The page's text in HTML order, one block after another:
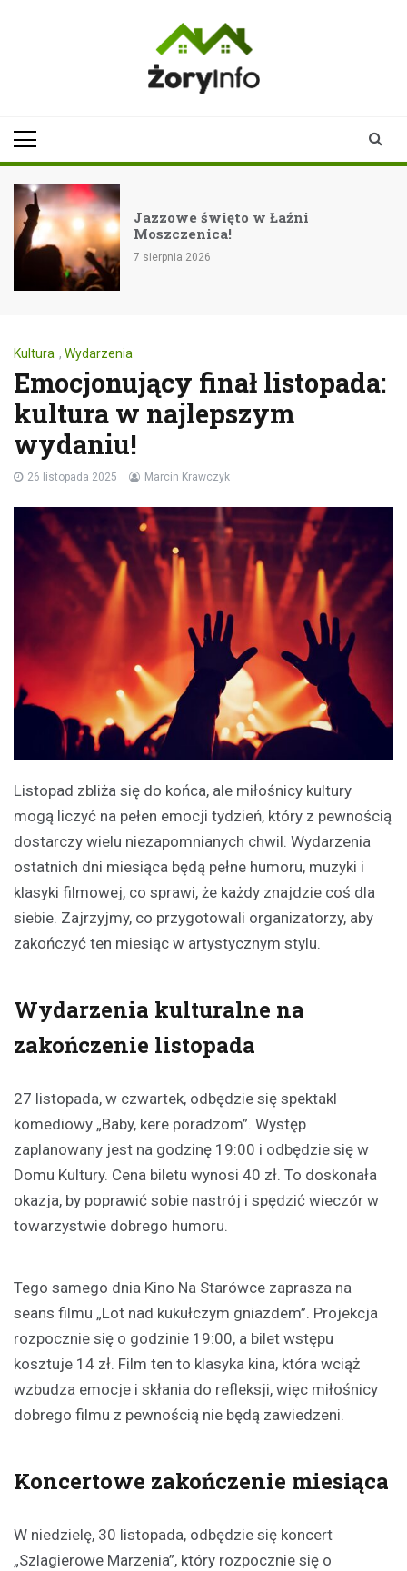
Jazzowe święto w Łaźni
Moszczenica!
7 sierpnia 2026
Kultura , Wydarzenia
Emocjonujący finał listopada:
kultura w najlepszym
wydaniu!
26 listopada 2025 Marcin Krawczyk
Listopad zbliża się do końca, ale miłośnicy kultury
mogą liczyć na pełen emocji tydzień, który z pewnością
dostarczy wielu niezapomnianych chwil. Wydarzenia
ostatnich dni miesiąca będą pełne humoru, muzyki i
klasyki filmowej, co sprawi, że każdy znajdzie coś dla
siebie. Zajrzyjmy, co przygotowali organizatorzy, aby
zakończyć ten miesiąc w artystycznym stylu.
Wydarzenia kulturalne na
zakończenie listopada
27 listopada, w czwartek, odbędzie się spektakl
komediowy „Baby, kere poradzom”. Występ
zaplanowany jest na godzinę 19:00 i odbędzie się w
Domu Kultury. Cena biletu wynosi 40 zł. To doskonała
okazja, by poprawić sobie nastrój i spędzić wieczór w
towarzystwie dobrego humoru.
Tego samego dnia Kino Na Starówce zaprasza na
seans filmu „Lot nad kukułczym gniazdem”. Projekcja
rozpocznie się o godzinie 19:00, a bilet wstępu
kosztuje 14 zł. Film ten to klasyka kina, która wciąż
wzbudza emocje i skłania do refleksji, więc miłośnicy
dobrego filmu z pewnością nie będą zawiedzeni.
Koncertowe zakończenie miesiąca
W niedzielę, 30 listopada, odbędzie się koncert
„Szlagierowe Marzenia”, który rozpocznie się o